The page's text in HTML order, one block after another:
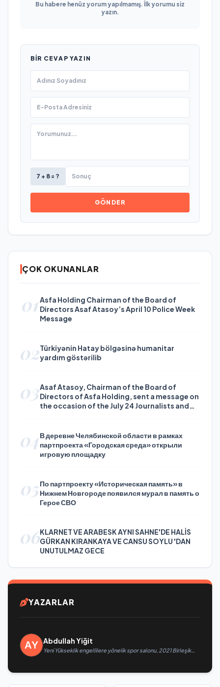
Bu habere henüz yorum yapılmamış. İlk yorumu siz
yazın.
BIR CEVAP YAZIN
7 + 8 = ?
GÖNDER
ÇOK OKUNANLAR
01 Asfa Holding Chairman of the Board of
Directors Asaf Atasoy’s April 10 Police Week
Message
02Türkiyənin Hatay bölgəsinə humanitar
yardım göstərilib
03Asaf Atasoy, Chairman of the Board of
Directors of Asfa Holding, sent a message on
the occasion of the July 24 Journalists and
04В деревне Челябинской области в рамках
партпроекта «Городская среда» открыли
игровую площадку
05По партпроекту «Историческая память» в
Нижнем Новгороде появился мурал в память о
Герое СВО
06KLARNET VE ARABESK AYNI SAHNE'DE HALİS
GÜRKAN KIRANKAYA VE CANSU SOYLU 'DAN
UNUTULMAZ GECE
YAZARLAR
Abdullah Yiğit
Yeni Yükseklik engellilere yönelik spor salonu, 2021 Birleşik